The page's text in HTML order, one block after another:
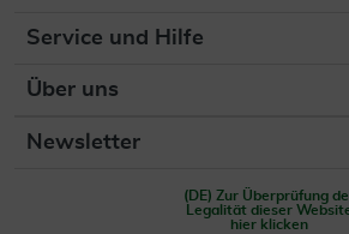
Service und Hilfe
Über uns
Newsletter
(DE) Zur Überprüfung
Legalität dieser
hier klicken